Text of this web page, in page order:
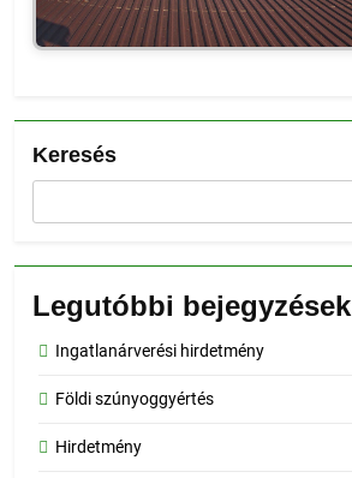
Keresés
Legutóbbi bejegyzések
Ingatlanárverési hirdetmény
Földi szúnyoggyértés
Hirdetmény